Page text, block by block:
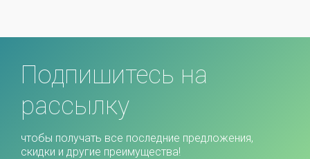
Подпишитесь на
рассылку
чтобы получать все последние предложения,
скидки и другие преимущества!